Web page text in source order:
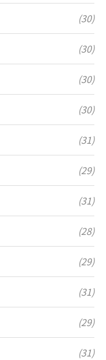
(30)
(30)
(30)
(30)
(31)
(29)
(31)
(28)
(29)
(31)
(29)
(31)